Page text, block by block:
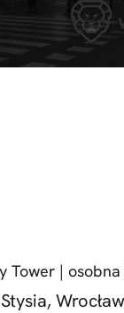
Tower |
Wrocław